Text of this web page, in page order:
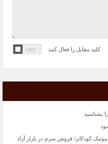
کلید مقابل را فعال کنید
دارند
منطقه آزاد انزلی و کومله میزبان
بشناسید
کودکان/ فروش سرم در بازار آزاد